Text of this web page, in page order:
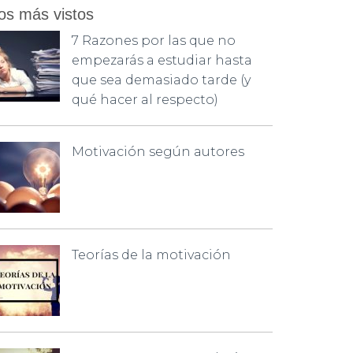
más vistos
7 Razones por las que no
empezarás a estudiar hasta
que sea demasiado tarde (y
qué hacer al respecto)
Motivación según autores
Teorías de la motivación